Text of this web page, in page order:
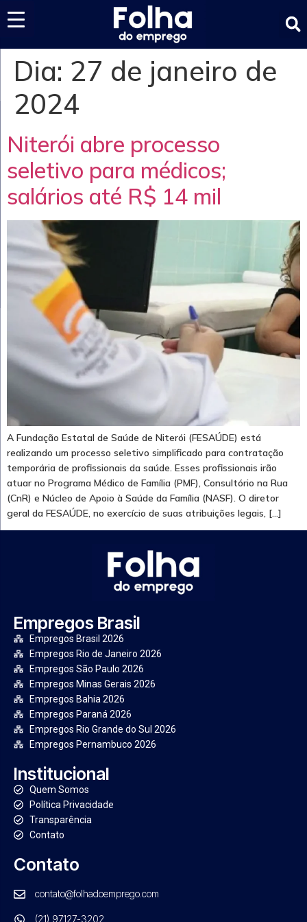
Dia: 27 de janeiro de
2024
Niterói abre processo
seletivo para médicos;
salários até R$ 14 mil
A Fundação Estatal de Saúde de Niterói (FESAÚDE) está
realizando um processo seletivo simplificado para contratação
temporária de profissionais da saúde. Esses profissionais irão
atuar no Programa Médico de Família (PMF), Consultório na Rua
(CnR) e Núcleo de Apoio à Saúde da Família (NASF). O diretor
geral da FESAÚDE, no exercício de suas atribuições legais, […]
Empregos Brasil
Empregos Brasil 2026
Empregos Rio de Janeiro 2026
Empregos São Paulo 2026
Empregos Minas Gerais 2026
Empregos Bahia 2026
Empregos Paraná 2026
Empregos Rio Grande do Sul 2026
Empregos Pernambuco 2026
Institucional
Quem Somos
Política Privacidade
Transparência
Contato
Contato
contato@folhadoemprego.com
(21) 97127-3202